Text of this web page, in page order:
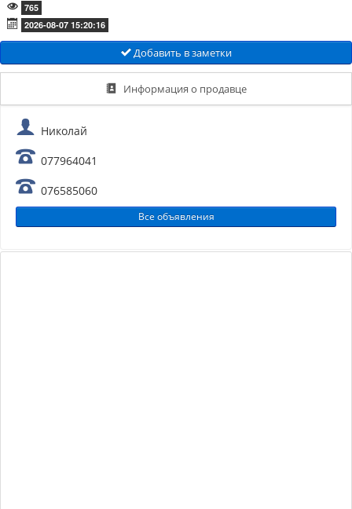
765
2026-08-07 15:20:16
Добавить в заметки
Информация о продавце
Николай
077964041
076585060
Все объявления